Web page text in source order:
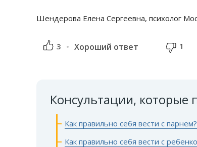
Шендерова Елена Сергеевна, психолог
3 Хороший ответ 1
Консультации,
Как правильно себя вести с парнем?
Как правильно себя вести с